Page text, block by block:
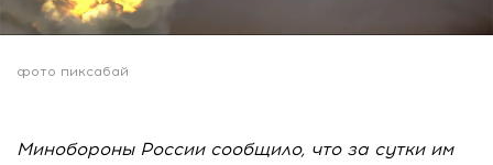
фото пиксабай
Минобороны России сообщило, что за сутки им